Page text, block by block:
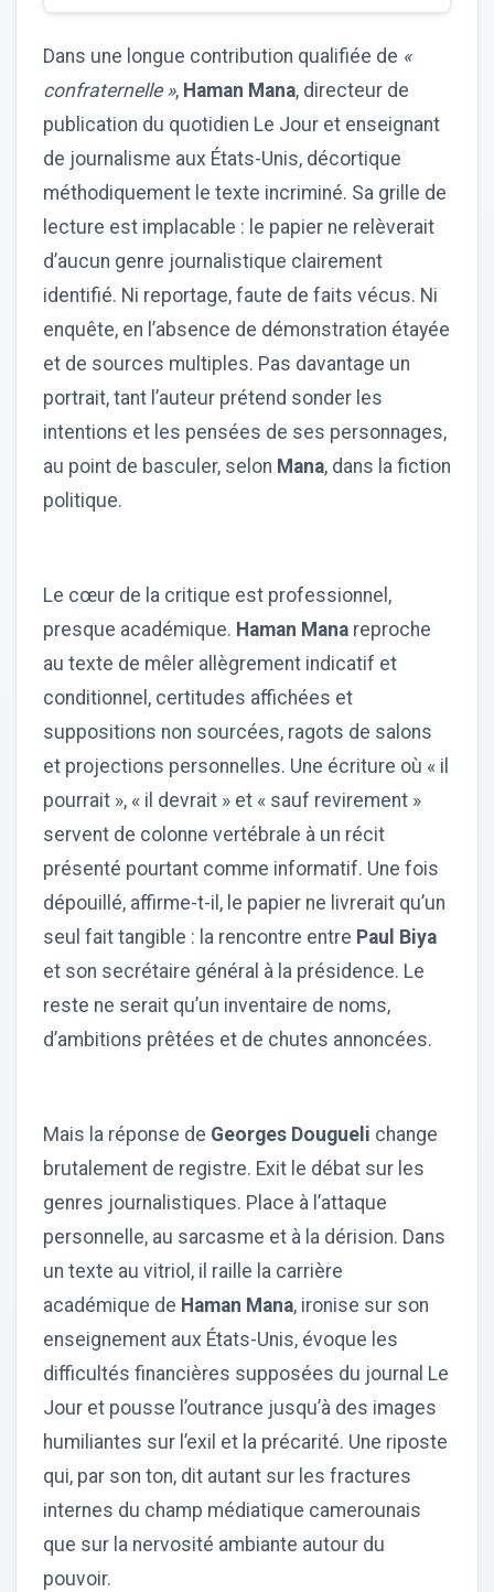
Dans une longue contribution qualifiée de «
confraternelle », Haman Mana, directeur de
publication du quotidien Le Jour et enseignant
de journalisme aux États-Unis, décortique
méthodiquement le texte incriminé. Sa grille de
lecture est implacable : le papier ne relèverait
d’aucun genre journalistique clairement
identifié. Ni reportage, faute de faits vécus. Ni
enquête, en l’absence de démonstration étayée
et de sources multiples. Pas davantage un
portrait, tant l’auteur prétend sonder les
intentions et les pensées de ses personnages,
au point de basculer, selon Mana, dans la fiction
politique.
Le cœur de la critique est professionnel,
presque académique. Haman Mana reproche
au texte de mêler allègrement indicatif et
conditionnel, certitudes affichées et
suppositions non sourcées, ragots de salons
et projections personnelles. Une écriture où « il
pourrait », « il devrait » et « sauf revirement »
servent de colonne vertébrale à un récit
présenté pourtant comme informatif. Une fois
dépouillé, affirme-t-il, le papier ne livrerait qu’un
seul fait tangible : la rencontre entre Paul Biya
et son secrétaire général à la présidence. Le
reste ne serait qu’un inventaire de noms,
d’ambitions prêtées et de chutes annoncées.
Mais la réponse de Georges Dougueli change
brutalement de registre. Exit le débat sur les
genres journalistiques. Place à l’attaque
personnelle, au sarcasme et à la dérision. Dans
un texte au vitriol, il raille la carrière
académique de Haman Mana, ironise sur son
enseignement aux États-Unis, évoque les
difficultés financières supposées du journal Le
Jour et pousse l’outrance jusqu’à des images
humiliantes sur l’exil et la précarité. Une riposte
qui, par son ton, dit autant sur les fractures
internes du champ médiatique camerounais
que sur la nervosité ambiante autour du
pouvoir.